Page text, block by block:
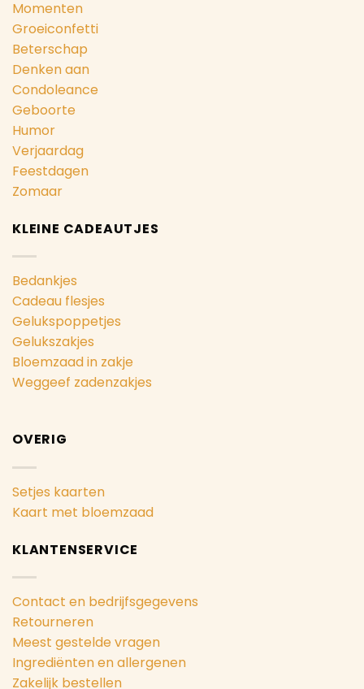
Momenten
Groeiconfetti
Beterschap
Denken aan
Condoleance
Geboorte
Humor
Verjaardag
Feestdagen
Zomaar
KLEINE CADEAUTJES
Bedankjes
Cadeau flesjes
Gelukspoppetjes
Gelukszakjes
Bloemzaad in zakje
Weggeef zadenzakjes
OVERIG
Setjes kaarten
Kaart met bloemzaad
KLANTENSERVICE
Contact en bedrijfsgegevens
Retourneren
Meest gestelde vragen
Ingrediënten en allergenen
Zakelijk bestellen